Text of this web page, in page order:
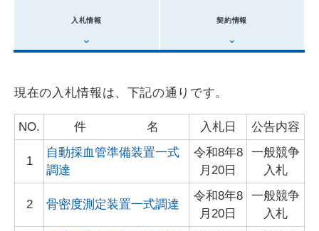
入札情報 契約情報
現在の入札情報は、下記の通りです。
NO. 件 名 入札日 公告内容
1
自動採血管準備装置一式
調達
令和8年8
月20日
一般競争
入札
2 骨密度測定装置一式調達
令和8年8
月20日
一般競争
入札